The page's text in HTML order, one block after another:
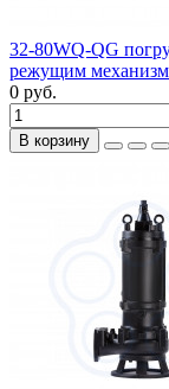
32-80WQ-QG
режущим
0 руб.
В корзину